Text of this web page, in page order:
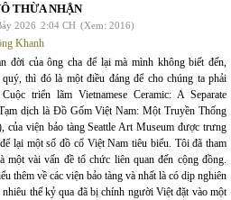
THỪA NHẬN
2026 2:04 CH (Xem: 2016)
Khanh
đời của ông cha để lại mà mình không biết đến,
thì đó là một điều đáng để cho chúng ta phải
triển lãm Vietnamese Ceramic: A Separate
dịch là Đồ Gốm Việt Nam: Một Truyền Thống
của viện bảo tàng Seattle Art Museum được trưng
lại một số đồ cổ Việt Nam tiêu biểu. Tôi đã tham
vài vấn đề tổ chức liên quan đến cộng đồng.
thêm về các viện bảo tàng và nhất là có dịp nghiên
thế kỷ qua đã bị chính người Việt đặt vào một